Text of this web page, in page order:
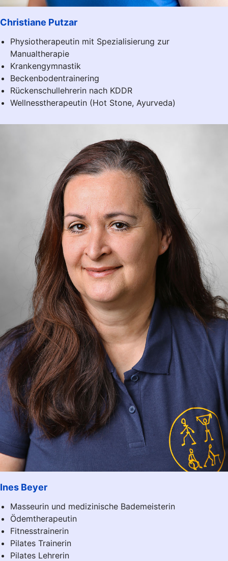
Christiane Putzar
Physiotherapeutin mit Spezialisierung zur
Manualtherapie
Krankengymnastik
Beckenbodentrainering
Rückenschullehrerin nach KDDR
Wellnesstherapeutin (Hot Stone, Ayurveda)
Ines Beyer
Masseurin und medizinische Bademeisterin
Ödemtherapeutin
Fitnesstrainerin
Pilates Trainerin
Pilates Lehrerin